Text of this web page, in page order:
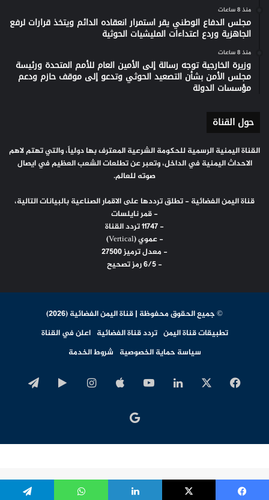
منذ 8 ساعات
مجلس الدفاع الوطني يقر استمرار انعقاده الدائم ويتخذ قرارات لرفع
الجاهزية وردع اعتداءات المليشيات الحوثية
منذ 8 ساعات
وزيرة الخارجية توجه رسالة إلى الأمين العام للأمم المتحدة ورئيسة
مجلس الأمن بشأن التصعيد الحوثي وتدعو إلى موقف حازم ودعم
مؤسسات الدولة
حول القناة
القناة اليمنية الرسمية للحكومة الشرعية المعترف بها دولياً، والتي تهتم لاهم
الاحداث اليمنية في الداخل، وتعبر عن تطلعات الشعب العظيم في ايصال
صوته للعالم.
قناة اليمن الفضائية - تطلق ترددها على الاقمار الصناعية بالبيانات التالية،
- قمر نايلسات
- 11747 تردد القناة
- عموي (Vertical)
- معدل ترميز 27500
- 6/5 رمز تصحيح
© جميع الحقوق محفوظة | قناة اليمن الفضائية (2026)
تطبيقات قناة اليمن تردد قناة الفضائية اعلن في القناة
سياسة حماية الخصوصية شروط الخدمة
فيسبوك لينكدإن‫YouTube انستقرام‏Google
اخبار
جوجل
تطوير وتنفيذ​Infragate Solutions LTD